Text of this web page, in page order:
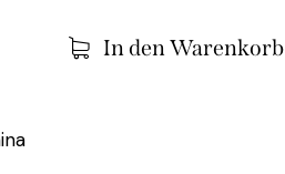
In den Warenkorb